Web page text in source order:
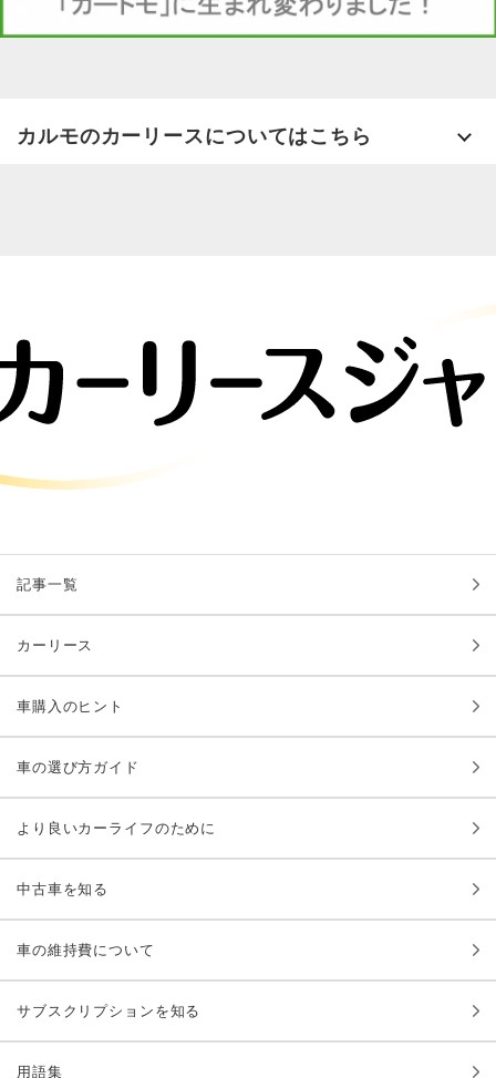
カルモのカーリースについてはこちら
記事一覧
カーリース
車購入のヒント
車の選び方ガイド
より良いカーライフのために
中古車を知る
車の維持費について
サブスクリプションを知る
用語集